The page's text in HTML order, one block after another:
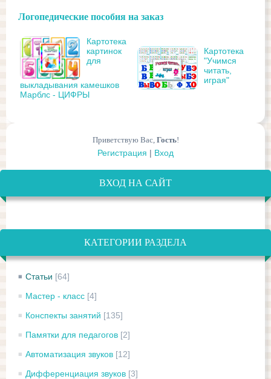
Логопедические пособия на заказ
Картотека
картинок
для
выкладывания камешков
Марблс - ЦИФРЫ
Картотека
"Учимся
читать,
играя"
Приветствую Вас, Гость!
Регистрация | Вход
ВХОД НА САЙТ
КАТЕГОРИИ РАЗДЕЛА
Статьи [64]
Мастер - класс [4]
Конспекты занятий [135]
Памятки для педагогов [2]
Автоматизация звуков [12]
Дифференциация звуков [3]